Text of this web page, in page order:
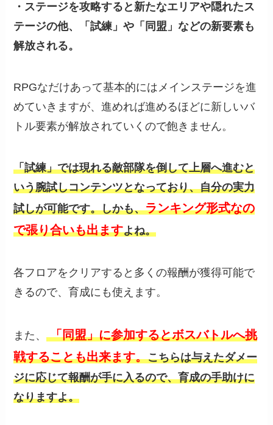
・ステージを攻略すると新たなエリアや隠れたス
テージの他、「試練」や「同盟」などの新要素も
解放される。
RPGなだけあって基本的にはメインステージを進
めていきますが、進めれば進めるほどに新しいバ
トル要素が解放されていくので飽きません。
「試練」では現れる敵部隊を倒して上層へ進むと
いう腕試しコンテンツとなっており、自分の実力
試しが可能です。しかも、ランキング形式なの
で張り合いも出ますよね。
各フロアをクリアすると多くの報酬が獲得可能で
きるので、育成にも使えます。
また、「同盟」に参加するとボスバトルへ挑
戦することも出来ます。こちらは与えたダメー
ジに応じて報酬が手に入るので、育成の手助けに
なりますよ。